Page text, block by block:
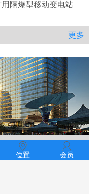
用隔爆型移动变电站
更多
更多
2018-12-02
化交易
位置 会员